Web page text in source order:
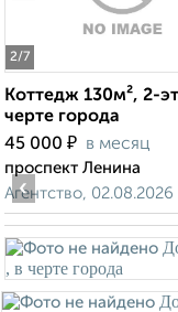
2/7
Коттедж 130м², 2-
черте города
45 000 ₽ в месяц
проспект Ленина
Агентство, 02.08.2026
‹